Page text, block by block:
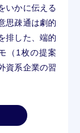
いかに伝える
思疎通は劇的
排した、端的
（1枚の提案
資系企業の習